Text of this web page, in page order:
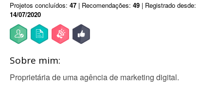
Projetos concluídos: 47 | Recomendações: 49 | Registrado desde:
14/07/2020
Sobre mim:
Proprietária de uma agência de marketing digital.